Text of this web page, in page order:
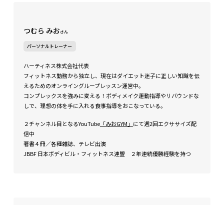
つむら みおさん
パーソナルトレーナー
ハーティネス株式会社代表
フィットネス勤務から独立し、現在はダイエット迷子に正しい知識を伝
えるためのオンライングループレッスン運営中。
コンプレックスを強みに変える！ボディメイク運動指導やリバウンドな
しで、理想の体を手に入れる食事指導をおこなっている。
２チャンネル目となるYouTube「みおGYM」 にて週2回エクササイズ配
信中
著書４冊／各種雑誌、テレビ出演
JBBF 日本ボディビル・フィットネス連盟 ２年連続優勝経験を持つ